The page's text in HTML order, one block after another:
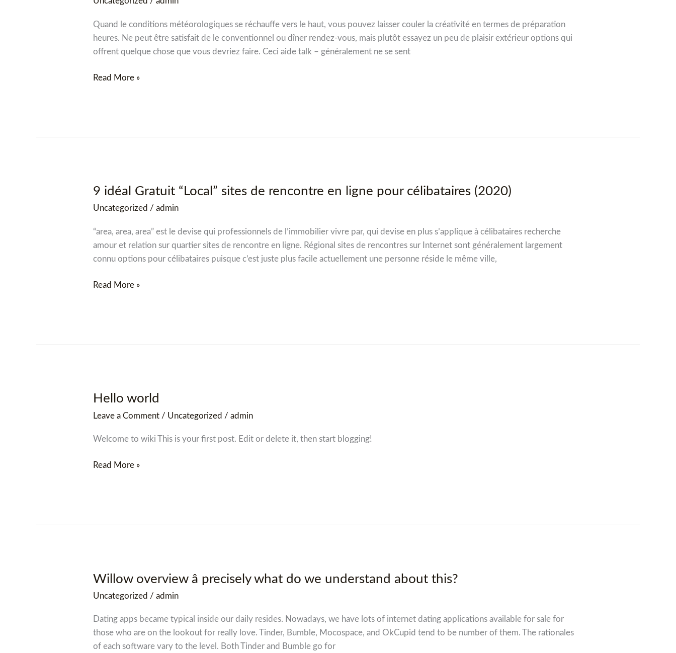
Quand le conditions météorologiques se réchauffe vers le haut, vous pouvez laisser couler la créativité en termes de préparation
heures. Ne peut être satisfait de le conventionnel ou dîner rendez-vous, mais plutôt essayez un peu de plaisir extérieur options qui
offrent quelque chose que vous devriez faire. Ceci aide talk – généralement ne se sent
pour
2012
Read More »
9 idéal Gratuit “Local” sites de rencontre en ligne pour célibataires (2020)
Uncategorized /admin
“area, area, area” est le devise ​​qui professionnels de l’immobilier vivre par, qui devise en plus s’applique à célibataires recherche
amour et relation sur quartier sites de rencontre en ligne. Régional sites de rencontres sur Internet sont généralement largement
connu options pour célibataires puisque c’est juste plus facile actuellement une personne réside le même ville,
9
idéal
“Local”
sites
de
en
Read More »
Hello world
Leave a Comment / Uncategorized /admin
Welcome to wiki This is your first post. Edit or delete it, then start blogging!
Hello
world
Read More »
Willow overview â precisely what do we understand about this?
Uncategorized /admin
Dating apps became typical inside our daily resides. Nowadays, we have lots of internet dating applications available for sale for
those who are on the lookout for really love. Tinder, Bumble, Mocospace, and OkCupid tend to be number of them. The rationales
of each software vary to the level. Both Tinder and Bumble go for
Willow
overview
precisely
what
do